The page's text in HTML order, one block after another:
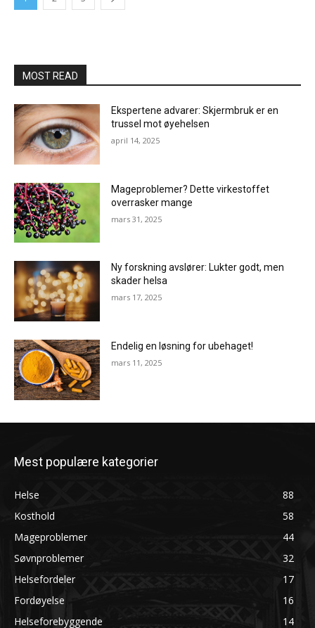
MOST READ
Ekspertene advarer: Skjermbruk er en
trussel mot øyehelsen
april 14, 2025
Mageproblemer? Dette virkestoffet
overrasker mange
mars 31, 2025
Ny forskning avslører: Lukter godt, men
skader helsa
mars 17, 2025
Endelig en løsning for ubehaget!
mars 11, 2025
Mest populære kategorier
Helse
88
Kosthold
58
Mageproblemer
44
Søvnproblemer
32
Helsefordeler
17
Fordøyelse
16
Helseforebyggende
14